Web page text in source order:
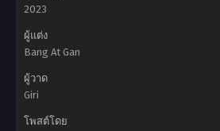
2023
ผู้แต่ง
Bang At Gan
ผู้วาด
Giri
โพสต์โดย